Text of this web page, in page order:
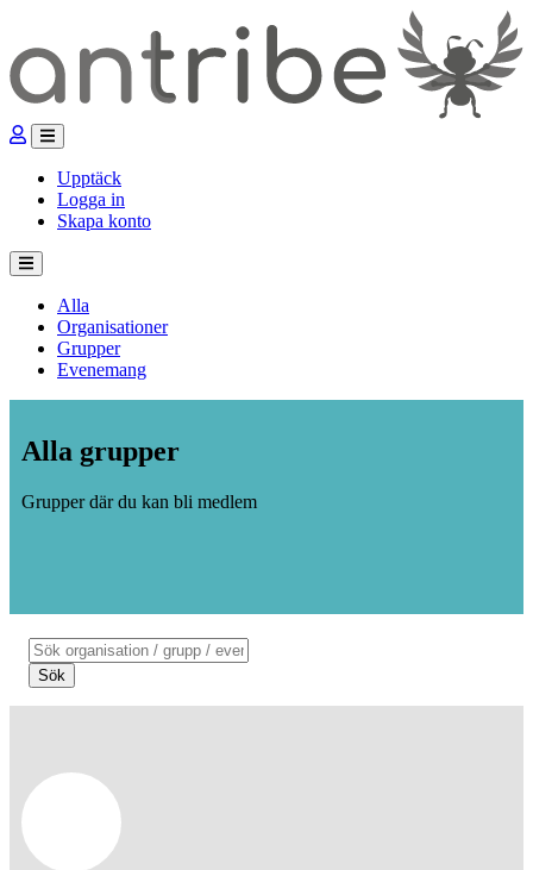
Upptäck
Logga in
Skapa konto
Alla
Organisationer
Grupper
Evenemang
Alla grupper
Grupper där du kan bli medlem
Sök